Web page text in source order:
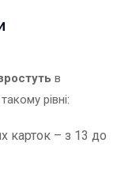
в
рівні:
карток – з 13 до